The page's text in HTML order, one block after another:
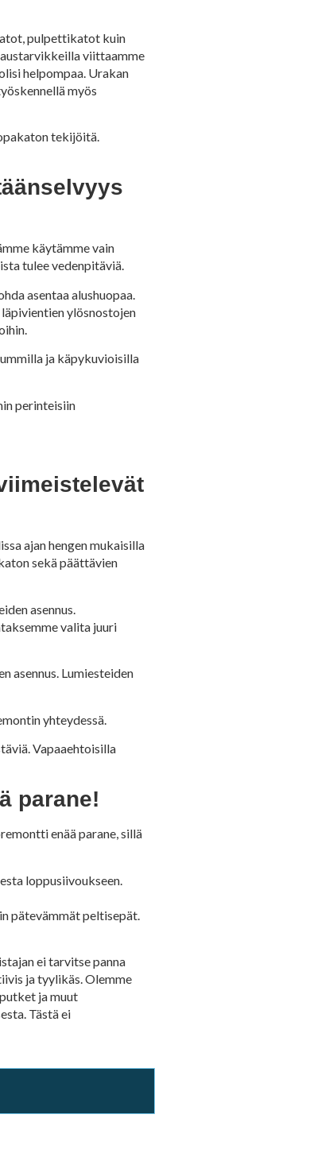
pulpettikatot kuin
viittaamme
helpompaa. Urakan
myös
tekijöitä.
käytämme vain
tulee vedenpitäviä.
asentaa alushuopaa.
ylösnostojen
ja käpykuvioisilla
perinteisiin
ajan hengen mukaisilla
sekä päättävien
asennus.
valita juuri
asennus. Lumiesteiden
yhteydessä.
Vapaaehtoisilla
parane!
enää parane, sillä
loppusiivoukseen.
pätevämmät peltisepät.
ei tarvitse panna
ja tyylikäs. Olemme
ja muut
Tästä ei